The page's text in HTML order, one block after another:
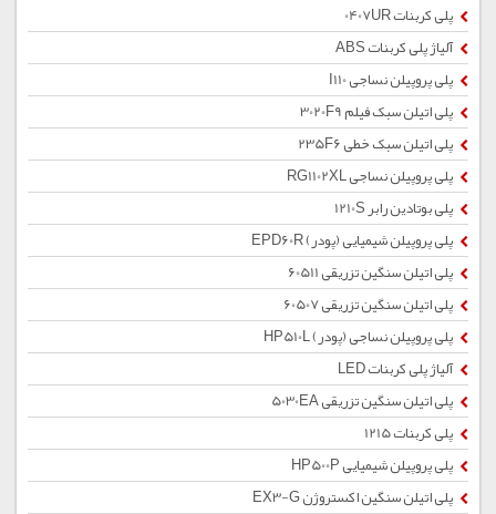
پلی کربنات 0407UR
آلیاژ پلی کربنات ABS
پلی پروپیلن نساجی I110
پلی اتیلن سبک فیلم 3020F9
پلی اتیلن سبک خطی 235F6
پلی پروپیلن نساجی RG1102XL
پلی بوتادین رابر 1210S
پلی پروپیلن شیمیایی (پودر) EPD60R
پلی اتیلن سنگین تزریقی 60511
پلی اتیلن سنگین تزریقی 60507
پلی پروپیلن نساجی (پودر) HP510L
آلیاژ پلی کربنات LED
پلی اتیلن سنگین تزریقی 5030EA
پلی کربنات 1215
پلی پروپیلن شیمیایی HP500P
پلی اتیلن سنگین اکستروژن EX3-G